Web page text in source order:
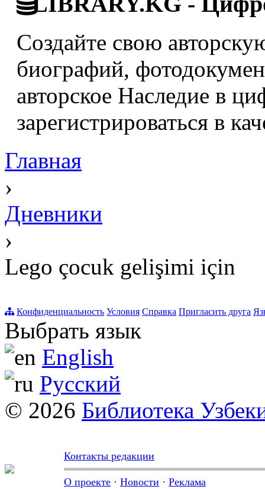
Создайте свою
биографий,
авторское Наследие в
зарегистрироваться в
Главная
›
Дневники
›
Lego çocuk gelişimi için
Конфиденциальность Условия Справка Пригласить друга
Выбрать язык
English
Русский
© 2026 Библиотека
Контакты редакции
О проекте · Новости · Реклама